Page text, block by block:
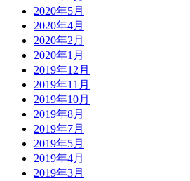
2020年5月
2020年4月
2020年2月
2020年1月
2019年12月
2019年11月
2019年10月
2019年8月
2019年7月
2019年5月
2019年4月
2019年3月